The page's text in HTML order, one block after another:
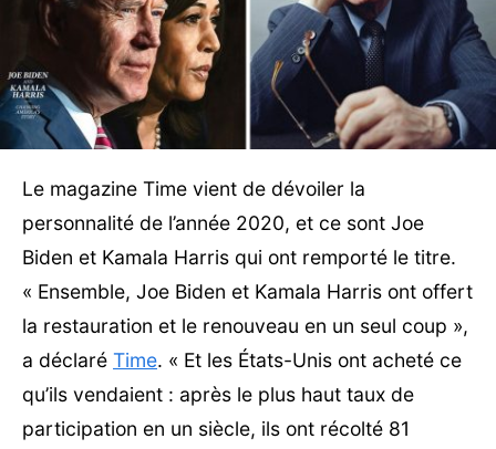
Le magazine Time vient de dévoiler la
personnalité de l’année 2020, et ce sont Joe
Biden et Kamala Harris qui ont remporté le titre.
« Ensemble, Joe Biden et Kamala Harris ont offert
la restauration et le renouveau en un seul coup »,
a déclaré Time. « Et les États-Unis ont acheté ce
qu’ils vendaient : après le plus haut taux de
participation en un siècle, ils ont récolté 81